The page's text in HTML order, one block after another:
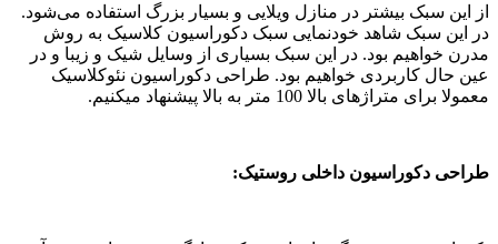
از این سبک بیشتر در منازل ویلایی و بسیار بزرگ استفاده می‌شود.
در این سبک شاهد خودنمایی سبک دکوراسیون کلاسیک به روش
مدرن خواهیم بود. در این سبک بسیاری از وسایل شیک و زیبا و در
عین حال کاربردی خواهیم بود. طراحی دکوراسیون نئوکلاسیک
معمولا برای متراژهای بالا 100 متر به بالا پیشنهاد میکنیم.
طراحی دکوراسیون داخلی روستیک: